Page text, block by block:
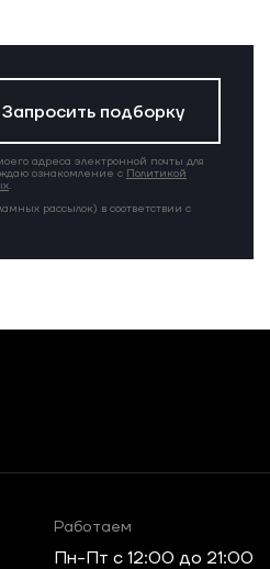
Запросить подборку
адреса электронной почты для
ознакомление с Политикой
.
рассылок) в соответствии с
Работаем
Пн-Пт c 12:00 до 21:00